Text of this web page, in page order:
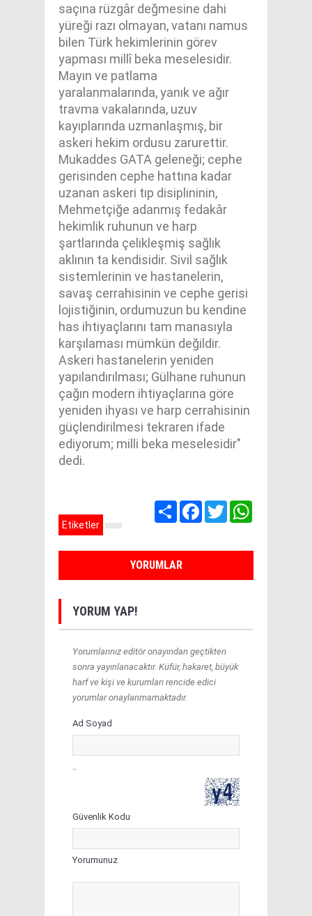
saçına rüzgâr değmesine dahi
yüreği razı olmayan, vatanı namus
bilen Türk hekimlerinin görev
yapması millî beka meselesidir.
Mayın ve patlama
yaralanmalarında, yanık ve ağır
travma vakalarında, uzuv
kayıplarında uzmanlaşmış, bir
askeri hekim ordusu zarurettir.
Mukaddes GATA geleneği; cephe
gerisinden cephe hattına kadar
uzanan askeri tıp disiplininin,
Mehmetçiğe adanmış fedakâr
hekimlik ruhunun ve harp
şartlarında çelikleşmiş sağlık
aklının ta kendisidir. Sivil sağlık
sistemlerinin ve hastanelerin,
savaş cerrahisinin ve cephe gerisi
lojistiğinin, ordumuzun bu kendine
has ihtiyaçlarını tam manasıyla
karşılaması mümkün değildir.
Askeri hastanelerin yeniden
yapılandırılması; Gülhane ruhunun
çağın modern ihtiyaçlarına göre
yeniden ihyası ve harp cerrahisinin
güçlendirilmesi tekraren ifade
ediyorum; milli beka meselesidir"
dedi.
Share Facebook
Twitter
Etiketler
YORUMLAR
YORUM YAP!
Yorumlarınız editör onayından geçtikten
sonra yayınlanacaktır. Küfür, hakaret, büyük
harf ve kişi ve kurumları rencide edici
yorumlar onaylanmamaktadır.
Ad Soyad
Güvenlik Kodu
Yorumunuz